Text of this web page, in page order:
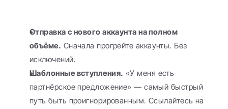
Отправка с нового аккаунта на полном
объёме. Сначала прогрейте аккаунты. Без
исключений.
Шаблонные вступления. «У меня есть
партнёрское предложение» — самый быстрый
путь быть проигнорированным. Ссылайтесь на